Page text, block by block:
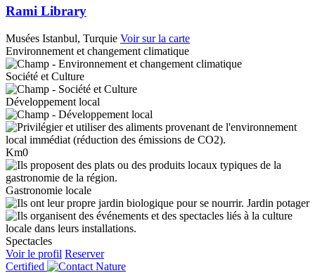
Rami Library
Musées Istanbul, Turquie Voir sur la carte
Environnement et changement climatique
Société et Culture
Développement local
Km0
Gastronomie locale
Jardin potager
Spectacles
Voir le profil Reserver
Certified